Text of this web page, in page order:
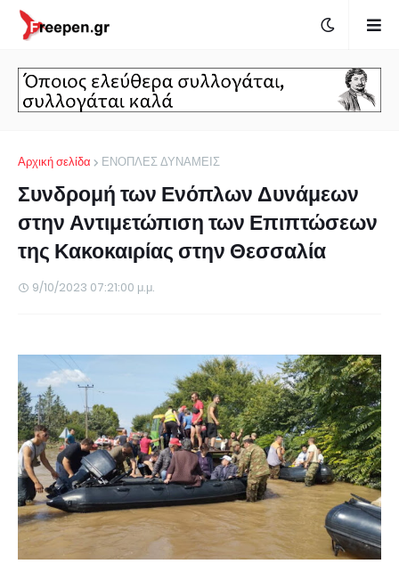
Αρχική σελίδα ΕΝΟΠΛΕΣ ΔΥΝΑΜΕΙΣ
Συνδρομή των Ενόπλων Δυνάμεων
στην Αντιμετώπιση των Επιπτώσεων
της Κακοκαιρίας στην Θεσσαλία
9/10/2023 07:21:00 μ.μ.